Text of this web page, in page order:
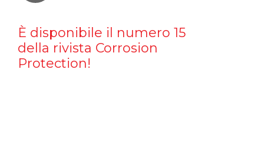
È disponibile il numero 15
della rivista Corrosion
Protection!